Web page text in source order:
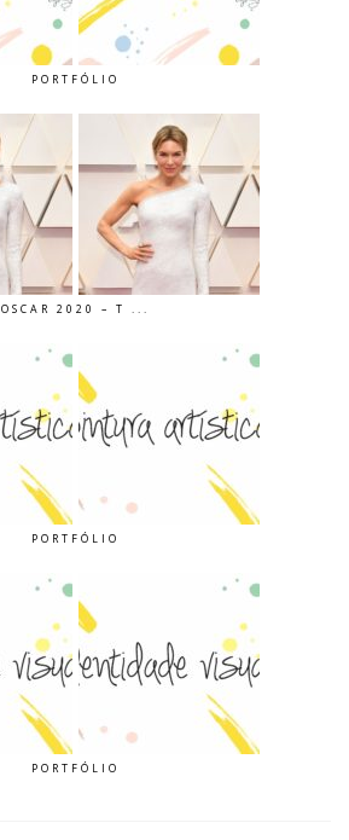
PORTFÓLIO
OSCAR 2020 – T ...
PORTFÓLIO
PORTFÓLIO